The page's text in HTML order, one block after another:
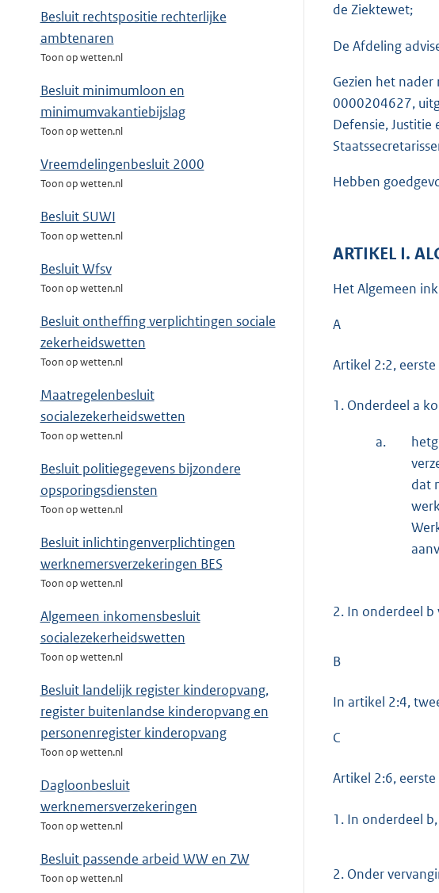
Besluit rechtspositie rechterlijke
ambtenaren
Toon op wetten.nl
Besluit minimumloon en
minimumvakantiebijslag
Toon op wetten.nl
Vreemdelingenbesluit 2000
Toon op wetten.nl
Besluit SUWI
Toon op wetten.nl
Besluit Wfsv
Toon op wetten.nl
Besluit ontheffing verplichtingen sociale
zekerheidswetten
Toon op wetten.nl
Maatregelenbesluit
socialezekerheidswetten
Toon op wetten.nl
Besluit politiegegevens bijzondere
opsporingsdiensten
Toon op wetten.nl
Besluit inlichtingenverplichtingen
werknemersverzekeringen BES
Toon op wetten.nl
Algemeen inkomensbesluit
socialezekerheidswetten
Toon op wetten.nl
Besluit landelijk register kinderopvang,
register buitenlandse kinderopvang en
personenregister kinderopvang
Toon op wetten.nl
Dagloonbesluit
werknemersverzekeringen
Toon op wetten.nl
Besluit passende arbeid WW en ZW
Toon op wetten.nl
de Ziektewet;
De Afdeling
Gezien het
0000204627,
Defensie, Justitie
Hebben
ARTIKEL I.
Het Algemeen
A
Artikel 2:2,
1. Onderdeel a
a.
dat
2. In onderdeel b
B
In artikel 2:4,
C
Artikel 2:6,
1. In onderdeel
2. Onder